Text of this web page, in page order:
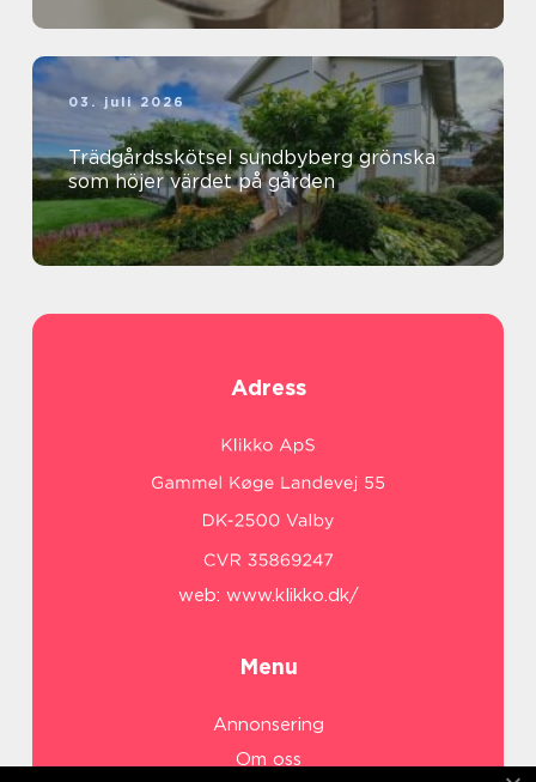
03. juli 2026
Trädgårdsskötsel sundbyberg grönska
som höjer värdet på gården
Adress
web: www.klikko.dk/
Menu
Annonsering
Om oss